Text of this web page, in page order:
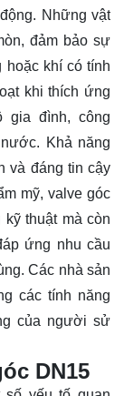
Những vật
đảm bảo sự
hoặc khí có tính
khi thích ứng
gia đình, công
Khả năng
và đáng tin cậy
mỹ, valve góc
thuật mà còn
ứng nhu cầu
Các nhà sản
các tính năng
của người sử
DN15